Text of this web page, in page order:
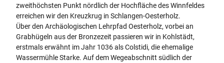
zweithöchsten Punkt nördlich der Hochfläche des Winnfeldes
erreichen wir den Kreuzkrug in Schlangen-Oesterholz.
Über den Archäologischen Lehrpfad Oesterholz, vorbei an
Grabhügeln aus der Bronzezeit passieren wir in Kohlstädt,
erstmals erwähnt im Jahr 1036 als Colstidi, die ehemalige
Wassermühle Starke. Auf dem Wegeabschnitt südlich der